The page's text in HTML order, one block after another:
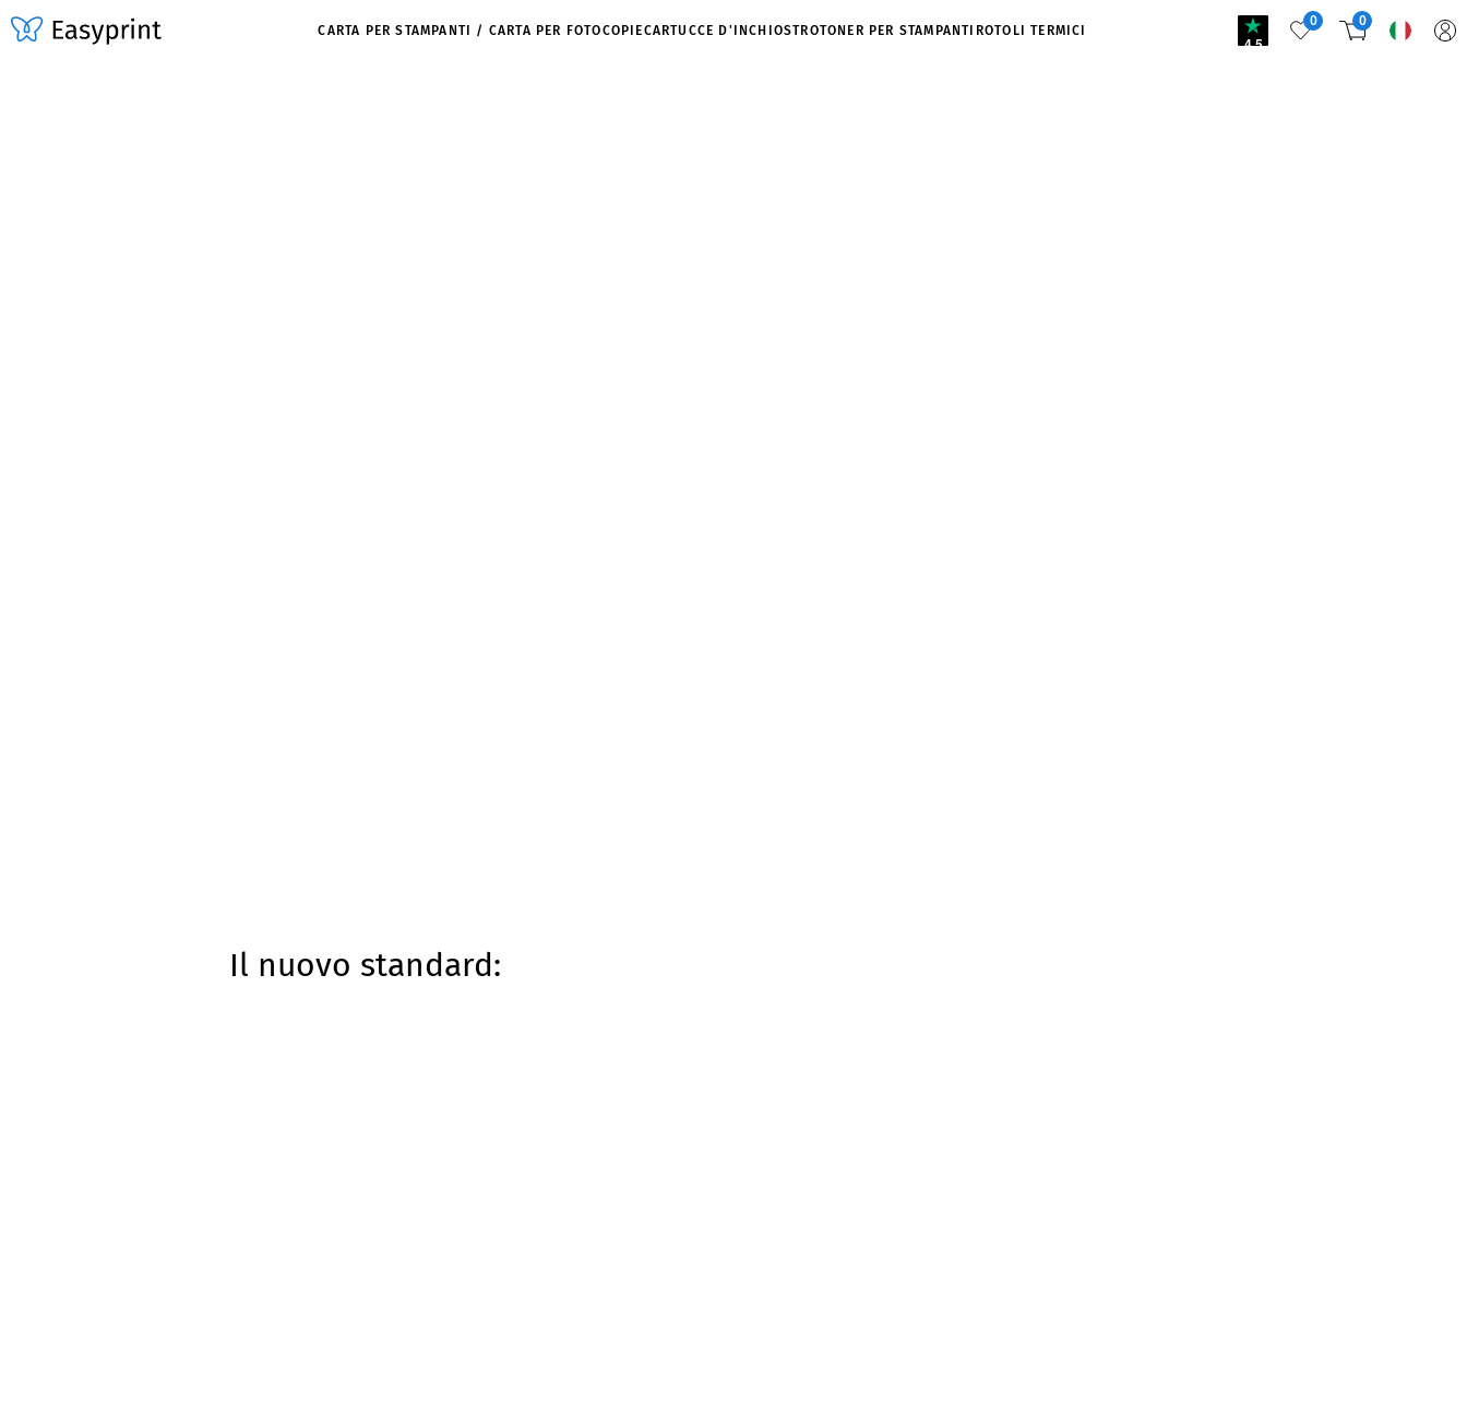
CARTA PER STAMPANTI / CARTA PER FOTOCOPIECARTUCCE D'INCHIOSTROTONER PER STAMPANTI ROTOLI TERMICI
4.5
0 0
Il nuovo standard: